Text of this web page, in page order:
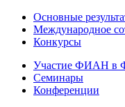
Основные
Международное
Конкурсы
Участие ФИАН
Семинары
Конференции